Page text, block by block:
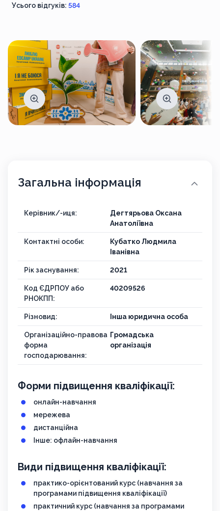
Усього відгуків: 584
Загальна інформація
Керівник/-иця:
Дегтярьова Оксана
Анатоліївна
Контактні особи:
Кубатко Людмила
Іванівна
Рік заснування: 2021
Код ЄДРПОУ або
РНОКПП:
40209526
Різновид: Інша юридична особа
Організаційно-правова
форма
господарювання:
Громадська
організація
Форми підвищення кваліфікації:
онлайн-навчання
мережева
дистанційна
Інше: офлайн-навчання
Види підвищення кваліфікації:
практико-орієнтований курс (навчання за
програмами підвищення кваліфікації)
практичний курс (навчання за програмами